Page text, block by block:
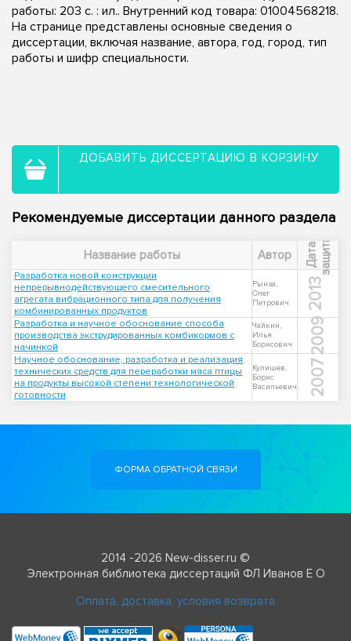
работы: 203 с. : ил.. Внутренний код товара: 01004568218.
На странице представлены основные сведения о
диссертации, включая название, автора, год, город, тип
работы и шифр специальности.
ДОБАВИТЬ ДИССЕРТАЦИЮ В КОРЗИНУ
Рекомендуемые диссертации данного раздела
Название работы Автор Д
а
т
а
з
а
щ
и
т ы
Разработка новой конструкции
непрерывнодействующего смесительного
агрегата вибрационного типа для получения
комбинированных продуктов
Рынза,
Олег
Петрович
2013
Разработка и научное обоснование способа
производства экструдированных комбикормов с
начинкой
Чайкин,
Илья
Борисович
2009
Научное обоснование, разработка и реализация
технических средств для переработки мяса птицы
на продукты высокой степени технологической
готовности
Кулишев,
Борис
Васильевич
2007
ФОРМА ОБРАТНОЙ СВЯЗИ
2014 -2026 New-disser.ru ©
Электронная библиотека диссертаций ФЛ Иванов Е О
Оплата, доставка, условия возврата